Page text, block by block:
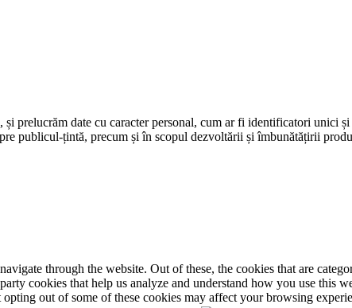
prelucrăm date cu caracter personal, cum ar fi identificatori unici
publicul-țintă, precum și în scopul dezvoltării și îmbunătățirii
through the website. Out of these, the cookies that are
cookies that help us analyze and understand how you use this
out of some of these cookies may affect your browsing